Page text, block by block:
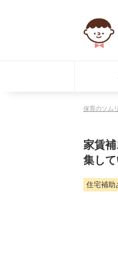
保育のソム
家賃
集し
住宅補助